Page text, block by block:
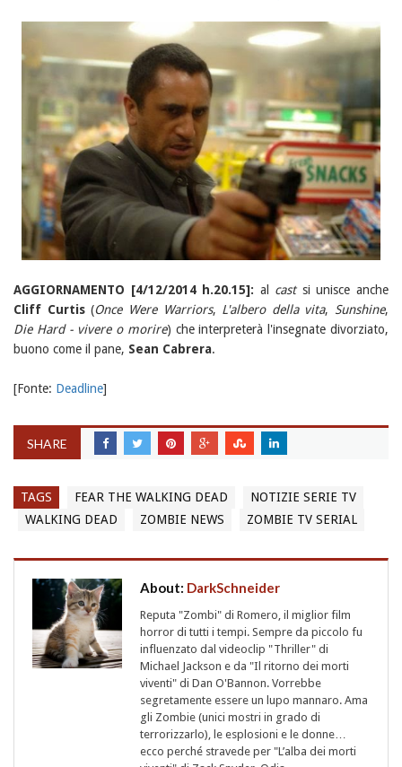
AGGIORNAMENTO [4/12/2014 h.20.15]: al castsi unisce anche
Cliff Curtis(Once Were Warriors, L'albero della vita, Sunshine,
Die Hard - vivere o morire) che interpreterà l'insegnate divorziato,
buono come il pane, Sean Cabrera.
[Fonte: Deadline]
SHARE
TAGS FEAR THE WALKING DEAD
NOTIZIE SERIE TV
WALKING DEAD
ZOMBIE NEWS ZOMBIE TV SERIAL
About: DarkSchneider
Reputa "Zombi" di Romero, il miglior film
horror di tutti i tempi. Sempre da piccolo fu
influenzato dal videoclip "Thriller" di
Michael Jackson e da "Il ritorno dei morti
viventi" di Dan O'Bannon. Vorrebbe
segretamente essere un lupo mannaro. Ama
gli Zombie (unici mostri in grado di
terrorizzarlo), le esplosioni e le donne…
ecco perché stravede per "L’alba dei morti